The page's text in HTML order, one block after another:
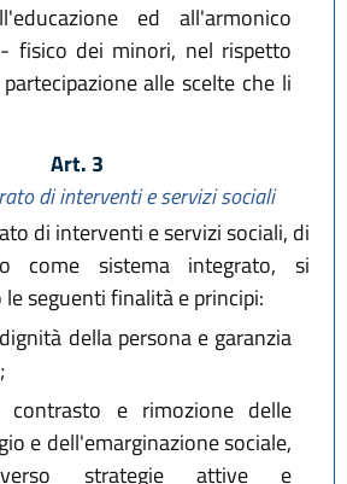
ed all'armonico
fisico dei minori, nel rispetto
alle scelte che li
Art. 3
di interventi e servizi sociali
di interventi e servizi sociali, di
come sistema integrato, si
seguenti finalità e principi:
della persona e garanzia
contrasto e rimozione delle
e dell'emarginazione sociale,
strategie attive e